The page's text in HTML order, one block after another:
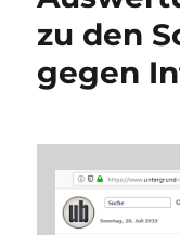
zu den
gegen